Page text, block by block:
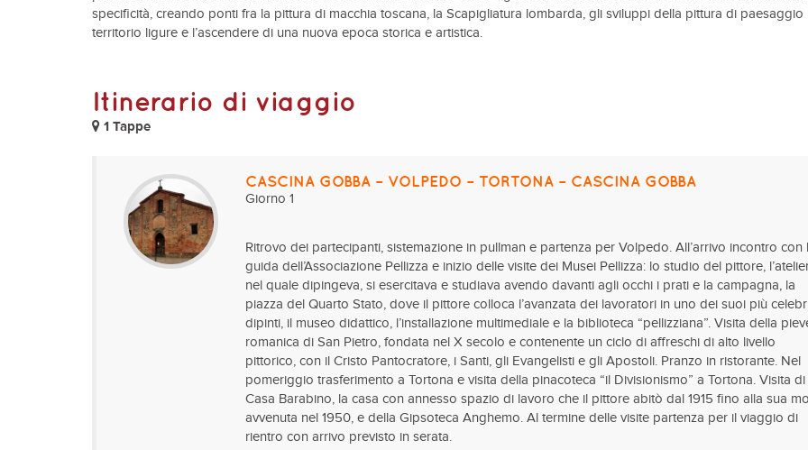
specificità, creando ponti fra la pittura di macchia toscana, la Scapigliatura lombarda, gli sviluppi della pittura di paesaggio
territorio ligure e l’ascendere di una nuova epoca storica e artistica.
Itinerario di viaggio
1 Tappe
CASCINA GOBBA – VOLPEDO – TORTONA – CASCINA GOBBA
Giorno 1
Ritrovo dei partecipanti, sistemazione in pullman e partenza per Volpedo. All’arrivo incontro con
guida dell’Associazione Pellizza e inizio delle visite dei Musei Pellizza: lo studio del pittore,
nel quale dipingeva, si esercitava e studiava avendo davanti agli occhi i prati e la campagna, la
piazza del Quarto Stato, dove il pittore colloca l’avanzata dei lavoratori in uno dei suoi più
dipinti, il museo didattico, l’installazione multimediale e la biblioteca “pellizziana”. Visita della
romanica di San Pietro, fondata nel X secolo e contenente un ciclo di affreschi di alto livello
pittorico, con il Cristo Pantocratore, i Santi, gli Evangelisti e gli Apostoli. Pranzo in ristorante. Nel
pomeriggio trasferimento a Tortona e visita della pinacoteca “il Divisionismo” a Tortona. Visita di
Casa Barabino, la casa con annesso spazio di lavoro che il pittore abitò dal 1915 fino alla sua
avvenuta nel 1950, e della Gipsoteca Anghemo. Al termine delle visite partenza per il viaggio di
rientro con arrivo previsto in serata.